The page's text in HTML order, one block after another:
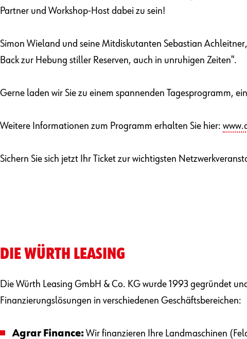
Partner und Workshop-Host dabei zu sein!
Simon Wieland und seine Mitdiskutanten Sebastian
Back zur Hebung stiller Reserven, auch in unruhigen Zeiten".
Gerne laden wir Sie zu einem spannenden Tagesprogramm,
Weitere Informationen zum Programm erhalten Sie hier:
Sichern Sie sich jetzt Ihr Ticket zur wichtigsten
DIE WÜRTH LEASING
Die Würth Leasing GmbH & Co. KG wurde 1993 gegründet
Finanzierungslösungen in verschiedenen Geschäftsbereichen:
Agrar Finance: Wir finanzieren Ihre Landmaschinen